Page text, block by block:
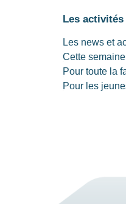
Les activités
Les news et
Cette
Pour toute la
Pour les